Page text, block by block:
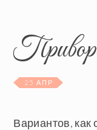
25 АПР
Вариантов, как